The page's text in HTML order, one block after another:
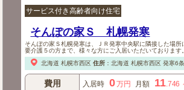
サービス付き高齢者向け住宅
そんぽの家Ｓ 札幌発寒
そんぽの家Ｓ札幌発寒は、ＪＲ発寒中央駅に隣接した場
要介護５の方まで、様々な方にご入居いただいております
北海道 札幌市西区 住所： 北海道 札幌市西区発寒6
費用 入居時 0万円 月額 11 .746